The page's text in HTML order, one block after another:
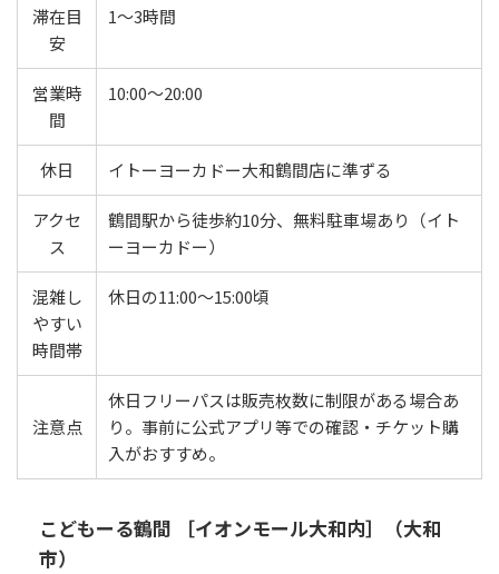
滞在目
安
1〜3時間
営業時
間
10:00〜20:00
休日 イトーヨーカドー大和鶴間店に準ずる
アクセ
ス
鶴間駅から徒歩約10分、無料駐車場あり（イト
ーヨーカドー）
混雑し
やすい
時間帯
休日の11:00〜15:00頃
注意点
休日フリーパスは販売枚数に制限がある場合あ
り。事前に公式アプリ等での確認・チケット購
入がおすすめ。
こどもーる鶴間 ［イオンモール大和内］（大和
市）